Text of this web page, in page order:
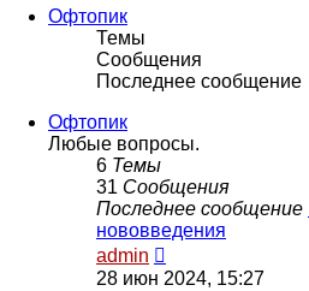
Офтопик
Темы
Сообщения
Последнее сообщение
Офтопик
Любые вопросы.
6 Темы
31 Сообщения
Последнее сообщение
нововведения
admin
к
28 июн 2024, 15:27